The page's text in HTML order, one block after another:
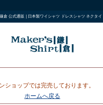
倉 公式通販 | 日本製ワイシャツ ドレスシャツ ネクタイ
ショップでは完売しております。
ホームへ戻る